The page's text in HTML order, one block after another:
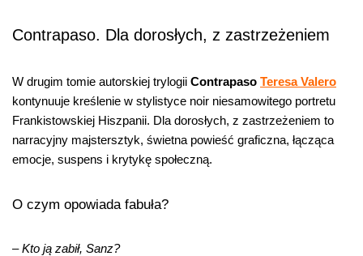
Contrapaso. Dla dorosłych, z zastrzeżeniem
W drugim tomie autorskiej trylogii Contrapaso Teresa Valero
kontynuuje kreślenie w stylistyce noir niesamowitego portretu
Frankistowskiej Hiszpanii. Dla dorosłych, z zastrzeżeniem to
narracyjny majstersztyk, świetna powieść graficzna, łącząca
emocje, suspens i krytykę społeczną.
O czym opowiada fabuła?
– Kto ją zabił, Sanz?